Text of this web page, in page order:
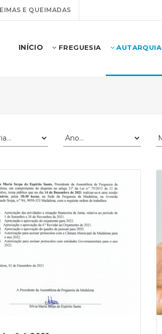
E QUEIMADAS
INÍCIO FREGUESIA AUTARQUIA